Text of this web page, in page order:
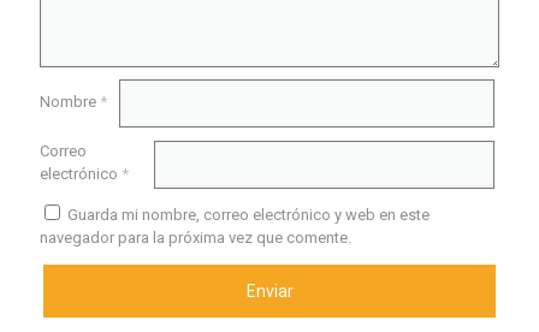
Nombre *
Correo
electrónico *
Guarda mi nombre, correo electrónico y web en este
navegador para la próxima vez que comente.